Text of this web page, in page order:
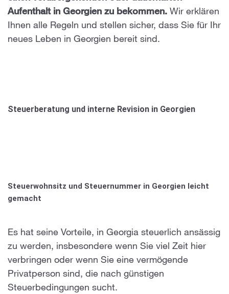
Aufenthalt in Georgien zu bekommen. Wir erklären
Ihnen alle Regeln und stellen sicher, dass Sie für Ihr
neues Leben in Georgien bereit sind.
Steuerberatung und interne Revision in Georgien
Steuerwohnsitz und Steuernummer in Georgien leicht
gemacht
Es hat seine Vorteile, in Georgia steuerlich ansässig
zu werden, insbesondere wenn Sie viel Zeit hier
verbringen oder wenn Sie eine vermögende
Privatperson sind, die nach günstigen
Steuerbedingungen sucht.